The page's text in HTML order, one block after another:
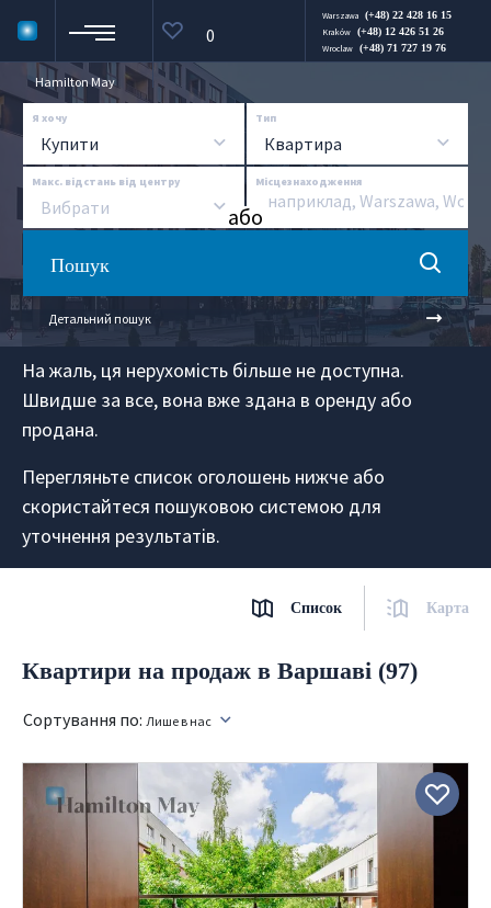
0
Warszawa (+48) 22 428 16 15
Kraków (+48) 12 426 51 26
Wroclaw (+48) 71 727 19 76
Hamilton May
Я хочу
Купити
Тип
Квартира
Макс. відстань від центру
Вибрати aбо
Місцезнаходження
Пошук
Детальний пошук
На жаль, ця нерухомість більше не доступна.
Швидше за все, вона вже здана в оренду або
продана.
Перегляньте список оголошень нижче або
скористайтеся пошуковою системою для
уточнення результатів.
Список Карта
Квартири на продаж в Варшаві (97)
Сортування по: Лише в нас